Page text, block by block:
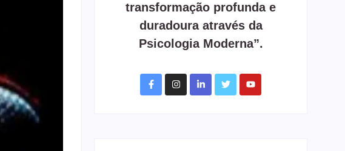
transformação profunda e
duradoura através da
Psicologia Moderna”.